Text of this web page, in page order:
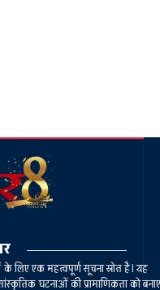
लिए एक महत्वपूर्ण सूचना स्रोत है। यह
घटनाओं की प्रामाणिकता को बनाए